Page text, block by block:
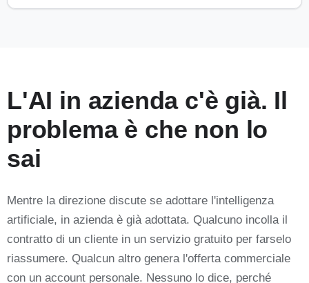
L'AI in azienda c'è già. Il
problema è che non lo
sai
Mentre la direzione discute se adottare l'intelligenza
artificiale, in azienda è già adottata. Qualcuno incolla il
contratto di un cliente in un servizio gratuito per farselo
riassumere. Qualcun altro genera l'offerta commerciale
con un account personale. Nessuno lo dice, perché